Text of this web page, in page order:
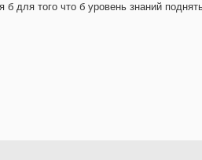
б для того что б уровень знаний